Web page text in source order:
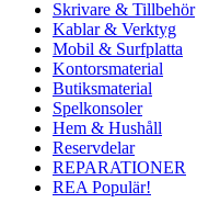
Skrivare & Tillbehör
Kablar & Verktyg
Mobil & Surfplatta
Kontorsmaterial
Butiksmaterial
Spelkonsoler
Hem & Hushåll
Reservdelar
REPARATIONER
REA Populär!